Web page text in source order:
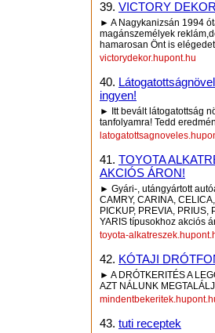
39. VICTORY
► A Nagykanizsán 1994
magánszemélyek
hamarosan Önt is
victorydekor.hupont.hu
40.
ingyen!
► Itt bevált látogatottság
tanfolyamra! Tedd
41. TOYOTA
AKCIÓS ÁRON!
► Gyári-, utángyártott
CAMRY, CARINA,
PICKUP, PREVIA, PRIUS,
YARIS típusokhoz akciós
toyota-
42. KÓTAJI
► A DRÓTKERITÉS A
AZT NÁLUNK
43. tuti receptek